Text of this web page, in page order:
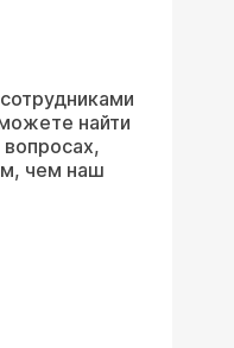
найти
чем наш